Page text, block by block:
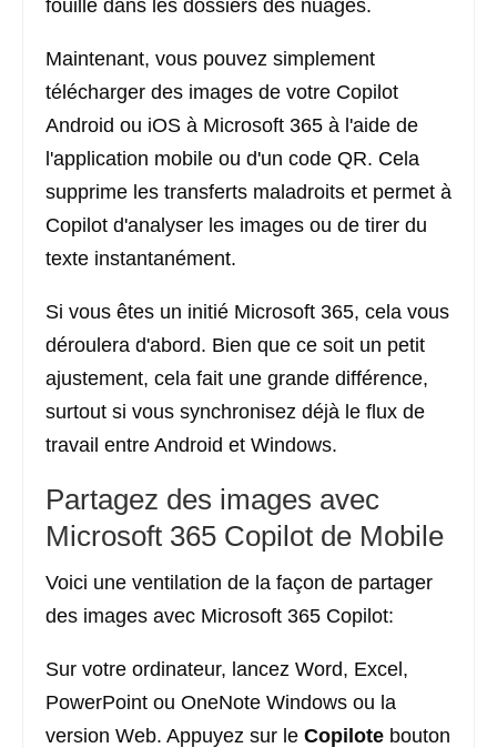
fouille dans les dossiers des nuages.
Maintenant, vous pouvez simplement
télécharger des images de votre Copilot
Android ou iOS à Microsoft 365 à l'aide de
l'application mobile ou d'un code QR. Cela
supprime les transferts maladroits et permet à
Copilot d'analyser les images ou de tirer du
texte instantanément.
Si vous êtes un initié Microsoft 365, cela vous
déroulera d'abord. Bien que ce soit un petit
ajustement, cela fait une grande différence,
surtout si vous synchronisez déjà le flux de
travail entre Android et Windows.
Partagez des images avec
Microsoft 365 Copilot de Mobile
Voici une ventilation de la façon de partager
des images avec Microsoft 365 Copilot:
Sur votre ordinateur, lancez Word, Excel,
PowerPoint ou OneNote Windows ou la
version Web. Appuyez sur le Copilote bouton